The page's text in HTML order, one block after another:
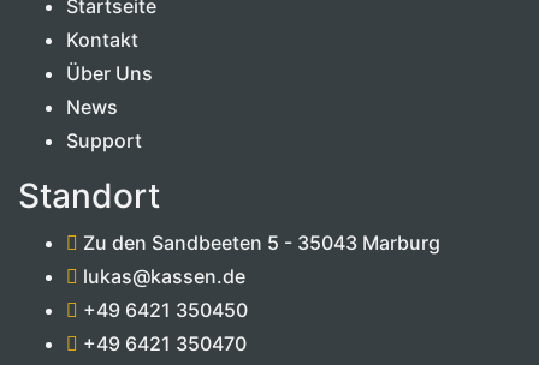
Startseite
Kontakt
Über Uns
News
Support
Standort
Zu den Sandbeeten 5 - 35043 Marburg
lukas@kassen.de
+49 6421 350450
+49 6421 350470